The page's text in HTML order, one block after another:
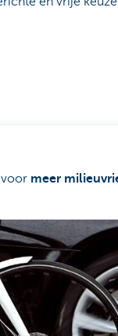
meer